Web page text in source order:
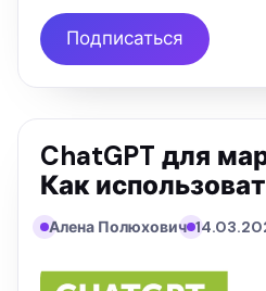
Подписаться
ChatGPT для
Как
Алена Полюхович